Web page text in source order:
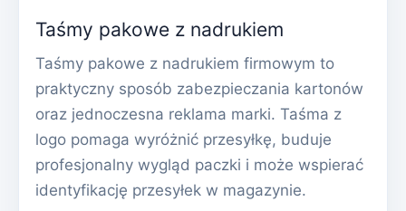
Taśmy pakowe z nadrukiem
Taśmy pakowe z nadrukiem firmowym to
praktyczny sposób zabezpieczania kartonów
oraz jednoczesna reklama marki. Taśma z
logo pomaga wyróżnić przesyłkę, buduje
profesjonalny wygląd paczki i może wspierać
identyfikację przesyłek w magazynie.